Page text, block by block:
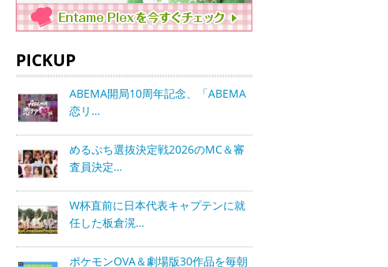
PICKUP
ABEMA開局10周年記念、「ABEMA
恋リ…
めるぷち選抜決定戦2026のMC＆審
査員決定…
W杯直前に日本代表キャプテンに就
任した板倉滉…
ポケモンOVA＆劇場版30作品を毎朝